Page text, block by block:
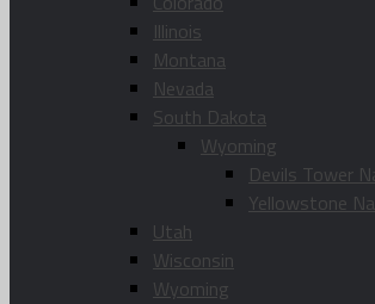
Illinois
Montana
Nevada
South Dakota
Wyoming
Devils Tower
Yellowstone
Utah
Wisconsin
Wyoming